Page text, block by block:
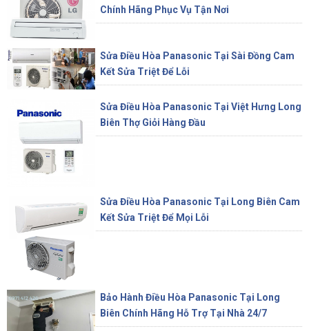
Chính Hãng Phục Vụ Tận Nơi
Sửa Điều Hòa Panasonic Tại Sài Đồng Cam
Kết Sửa Triệt Để Lỗi
Sửa Điều Hòa Panasonic Tại Việt Hưng Long
Biên Thợ Giỏi Hàng Đầu
Sửa Điều Hòa Panasonic Tại Long Biên Cam
Kết Sửa Triệt Để Mọi Lỗi
Bảo Hành Điều Hòa Panasonic Tại Long
Biên Chính Hãng Hỗ Trợ Tại Nhà 24/7